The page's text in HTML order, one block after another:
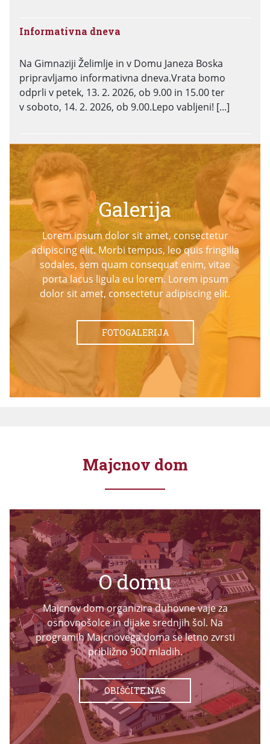
Informativna dneva
Na Gimnaziji Želimlje in v Domu Janeza Boska
pripravljamo informativna dneva.Vrata bomo
odprli v petek, 13. 2. 2026, ob 9.00 in 15.00 ter
v soboto, 14. 2. 2026, ob 9.00.Lepo vabljeni! [...]
Galerija
Lorem ipsum dolor sit amet, consectetur
adipiscing elit. Morbi tempus, leo quis fringilla
sodales, sem quam consequat enim, vitae
porta lacus ligula eu lorem. Lorem ipsum
dolor sit amet, consectetur adipiscing elit.
FOTOGALERIJA
Majcnov dom
O domu
Majcnov dom organizira duhovne vaje za
osnovnošolce in dijake srednjih šol. Na
programih Majcnovega doma se letno zvrsti
približno 900 mladih.
OBIŠČITE NAS